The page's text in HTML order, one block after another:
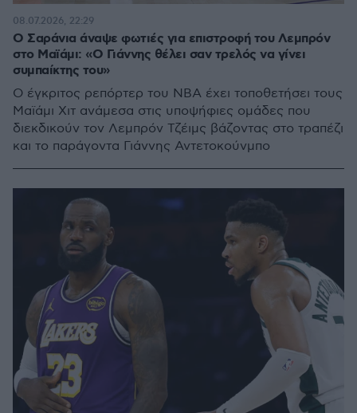
Ο Σαράνια άναψε φωτιές για επιστροφή του Λεμπρόν
στο Μαϊάμι: «Ο Γιάννης θέλει σαν τρελός να γίνει
συμπαίκτης του»
Ο έγκριτος ρεπόρτερ του NBA έχει τοποθετήσει τους
Μαϊάμι Χιτ ανάμεσα στις υποψήφιες ομάδες που
διεκδικούν τον Λεμπρόν Τζέιμς βάζοντας στο τραπέζι
και το παράγοντα Γιάννης Αντετοκούνμπο
08.07.2026, 22:29